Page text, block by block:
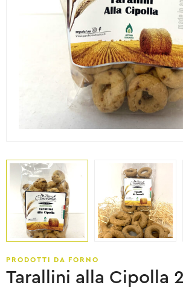
PRODOTTI DA FORNO
Tarallini alla Cipolla